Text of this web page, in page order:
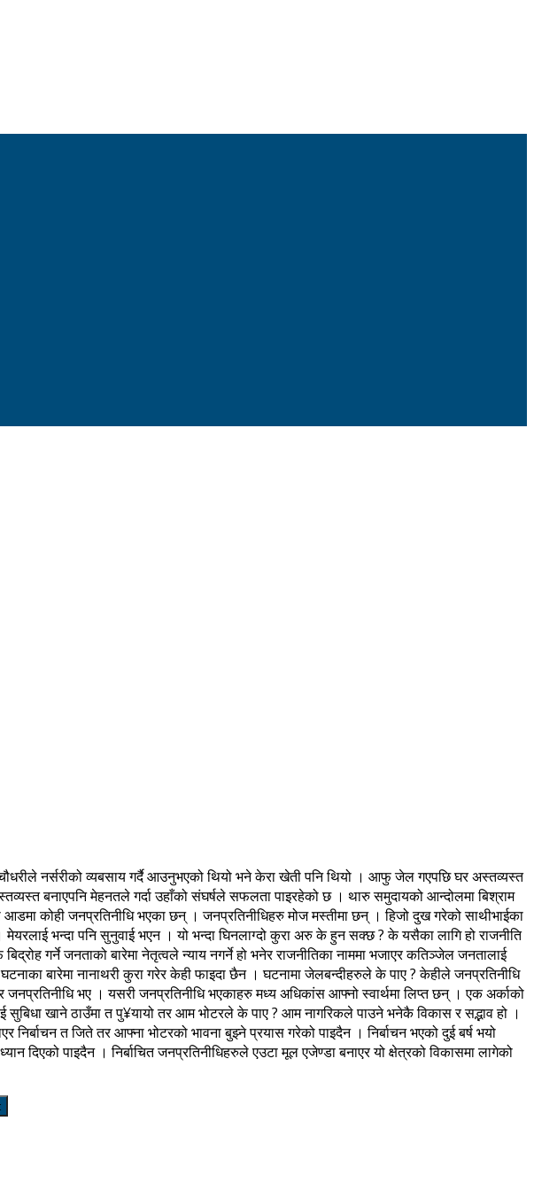
नर्सरीको व्यबसाय गर्दै आउनुभएको थियो भने केरा खेती पनि थियो । आफु जेल गएपछि घर अस्तव्यस्त
बनाएपनि मेहनतले गर्दा उहाँको संघर्षले सफलता पाइरहेको छ । थारु समुदायको आन्दोलमा बिश्राम
कोही जनप्रतिनीधि भएका छन् । जनप्रतिनीधिहरु मोज मस्तीमा छन् । हिजो दुख गरेको साथीभाईका
भन्दा पनि सुनुवाई भएन । यो भन्दा घिनलाग्दो कुरा अरु के हुन सक्छ ? के यसैका लागि हो राजनीति
गर्ने जनताको बारेमा नेतृत्वले न्याय नगर्ने हो भनेर राजनीतिका नाममा भजाएर कतिञ्जेल जनतालाई
बारेमा नानाथरी कुरा गरेर केही फाइदा छैन । घटनामा जेलबन्दीहरुले के पाए ? केहीले जनप्रतिनीधि
भए । यसरी जनप्रतिनीधि भएकाहरु मध्य अधिकांस आफ्नो स्वार्थमा लिप्त छन् । एक अर्काको
खाने ठाउँमा त पु¥यायो तर आम भोटरले के पाए ? आम नागरिकले पाउने भनेकै विकास र सद्भाव हो ।
निर्बाचन त जिते तर आफ्ना भोटरको भावना बुझ्ने प्रयास गरेको पाइदैन । निर्बाचन भएको दुई बर्ष भयो
दिएको पाइदैन । निर्बाचित जनप्रतिनीधिहरुले एउटा मूल एजेण्डा बनाएर यो क्षेत्रको विकासमा लागेको